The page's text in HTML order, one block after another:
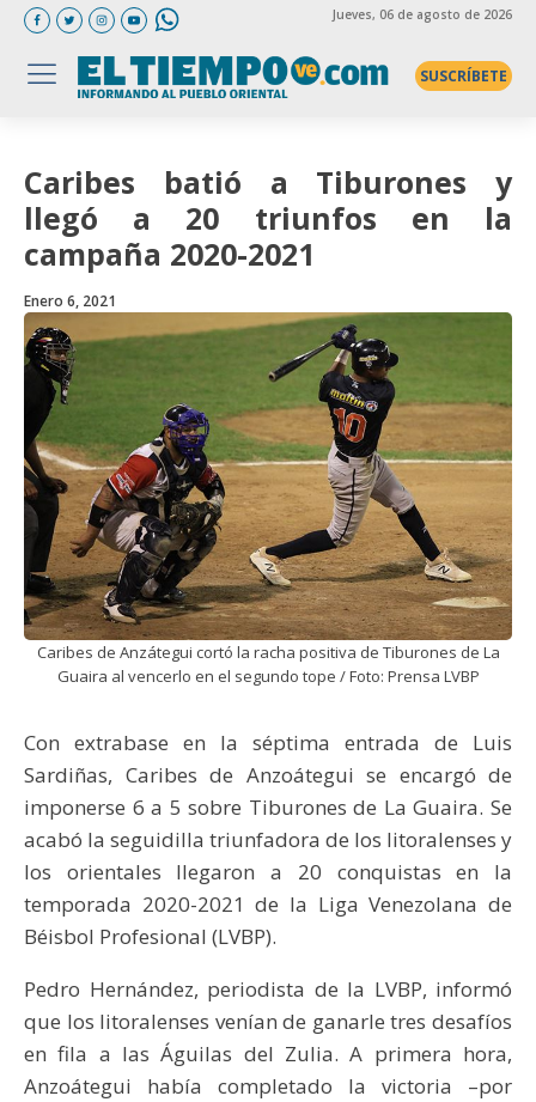
Jueves, 06 de agosto de 2026
SUSCRÍBETE
Caribes batió a Tiburones y
llegó a 20 triunfos en la
campaña 2020-2021
Enero 6, 2021
Caribes de Anzátegui cortó la racha positiva de Tiburones de La
Guaira al vencerlo en el segundo tope / Foto: Prensa LVBP
Con extrabase en la séptima entrada de Luis
Sardiñas, Caribes de Anzoátegui se encargó de
imponerse 6 a 5 sobre Tiburones de La Guaira. Se
acabó la seguidilla triunfadora de los litoralenses y
los orientales llegaron a 20 conquistas en la
temporada 2020-2021 de la Liga Venezolana de
Béisbol Profesional (LVBP).
Pedro Hernández, periodista de la LVBP, informó
que los litoralenses venían de ganarle tres desafíos
en fila a las Águilas del Zulia. A primera hora,
Anzoátegui había completado la victoria –por